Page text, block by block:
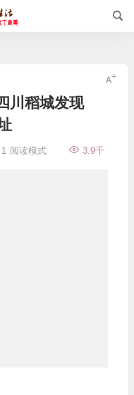
川稻城发现
3.9千
1 阅读模式